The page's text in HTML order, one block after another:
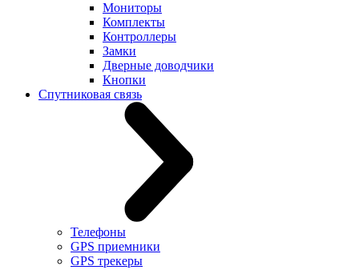
Мониторы
Комплекты
Контроллеры
Замки
Дверные доводчики
Кнопки
Спутниковая связь
Телефоны
GPS приемники
GPS трекеры